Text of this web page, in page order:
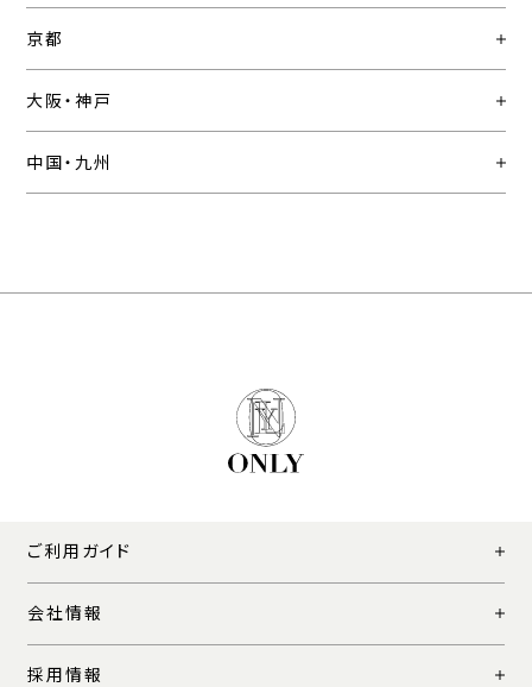
京都
大阪・神戸
中国・九州
ご利用ガイド
会社情報
採用情報